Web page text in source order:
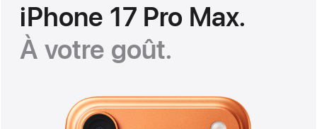
iPhone 17 Pro Max.
À votre goût.